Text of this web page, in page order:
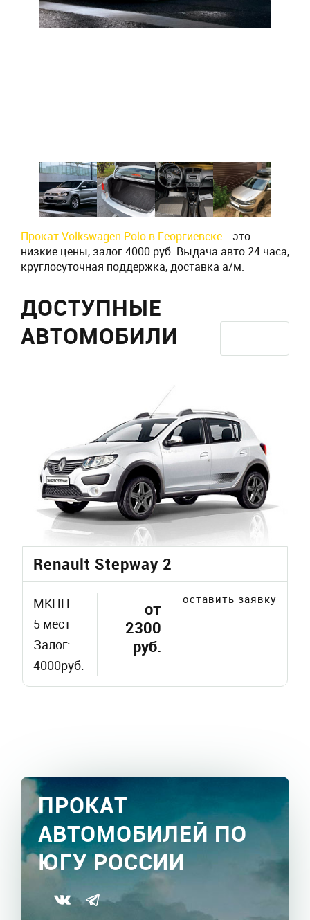
Прокат Volkswagen Polo в Георгиевске - это
низкие цены, залог 4000 руб. Выдача авто 24 часа,
круглосуточная поддержка, доставка а/м.
ДОСТУПНЫЕ
АВТОМОБИЛИ
Renault Stepway 2
оставить заявку
МКПП
5 мест
Залог:
4000руб.
от
2300
руб.
ПРОКАТ
АВТОМОБИЛЕЙ ПО
ЮГУ РОССИИ